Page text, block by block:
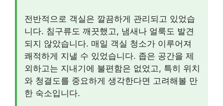
전반적으로 객실은 깔끔하게 관리되고 있었습
니다. 침구류도 깨끗했고, 냄새나 얼룩도 발견
되지 않았습니다. 매일 객실 청소가 이루어져
쾌적하게 지낼 수 있었습니다. 좁은 공간을 제
외하고는 지내기에 불편함은 없었고, 특히 위치
와 청결도를 중요하게 생각한다면 고려해볼 만
한 숙소입니다.